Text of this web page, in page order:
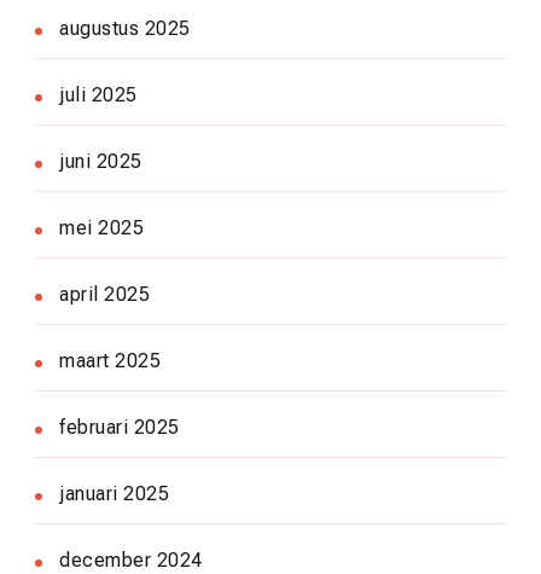
augustus 2025
juli 2025
juni 2025
mei 2025
april 2025
maart 2025
februari 2025
januari 2025
december 2024